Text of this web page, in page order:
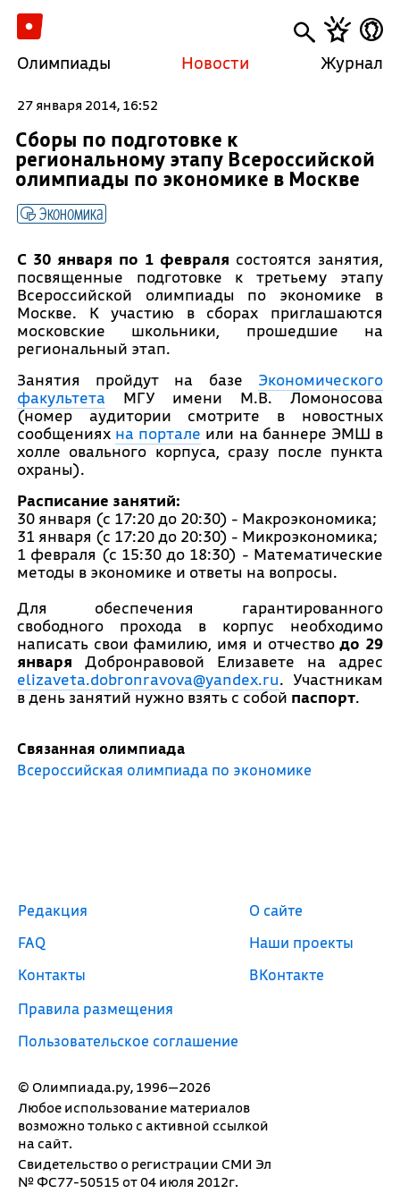
Олимпиады Новости Журнал
27 января 2014, 16:52
Сборы по подготовке к
региональному этапу Всероссийской
олимпиады по экономике в Москве
Экономика
С 30 января по 1 февраля состоятся занятия,
посвященные подготовке к третьему этапу
Всероссийской олимпиады по экономике в
Москве. К участию в сборах приглашаются
московские школьники, прошедшие на
региональный этап.
Занятия пройдут на базе Экономического
факультета МГУ имени М.В. Ломоносова
(номер аудитории смотрите в новостных
сообщениях на портале или на баннере ЭМШ в
холле овального корпуса, сразу после пункта
охраны).
Расписание занятий:
30 января (с 17:20 до 20:30) - Макроэкономика;
31 января (с 17:20 до 20:30) - Микроэкономика;
1 февраля (с 15:30 до 18:30) - Математические
методы в экономике и ответы на вопросы.
Для обеспечения гарантированного
свободного прохода в корпус необходимо
написать свои фамилию, имя и отчестводо 29
января Добронравовой Елизавете на адрес
elizaveta.dobronravova@yandex.ru. Участникам
в день занятий нужно взять с собой паспорт.
Связанная олимпиада
Всероссийская олимпиада по экономике
© Олимпиада.ру, 1996—2026
Любое использование материалов
возможно только с активной ссылкой
на сайт.
Свидетельство о регистрации СМИ Эл
№ ФС77-50515 от 04 июля 2012г.
Редакция
FAQ
Контакты
Правила размещения
Пользовательское соглашение
О сайте
Наши проекты
ВКонтакте